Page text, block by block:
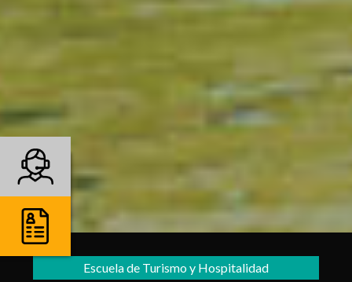
Escuela de Turismo y Hospitalidad